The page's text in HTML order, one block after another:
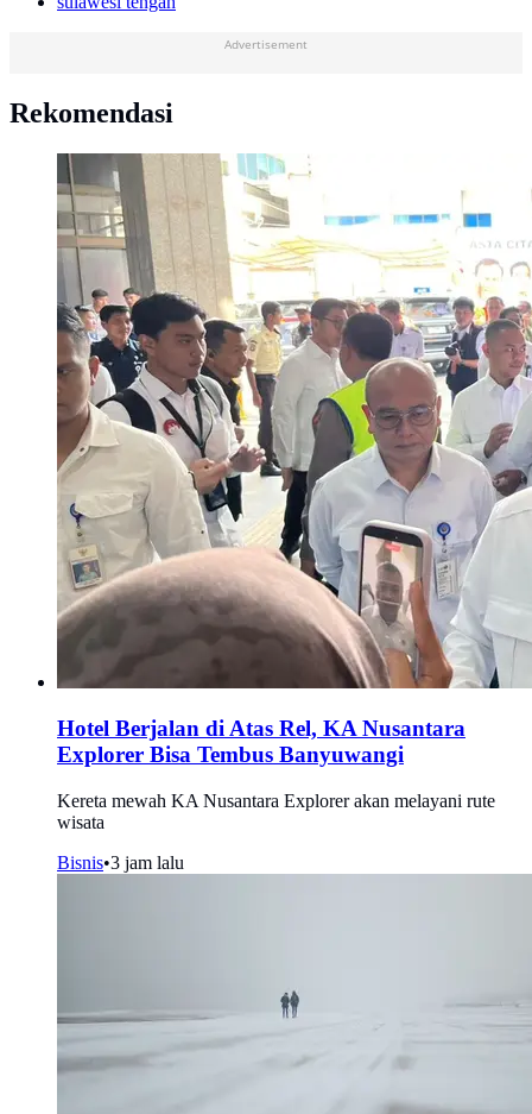
Advertisement
Rekomendasi
Hotel Berjalan di Atas Rel, KA Nusantara
Explorer Bisa Tembus Banyuwangi
Kereta mewah KA Nusantara Explorer akan melayani rute
wisata
Bisnis•3 jam lalu